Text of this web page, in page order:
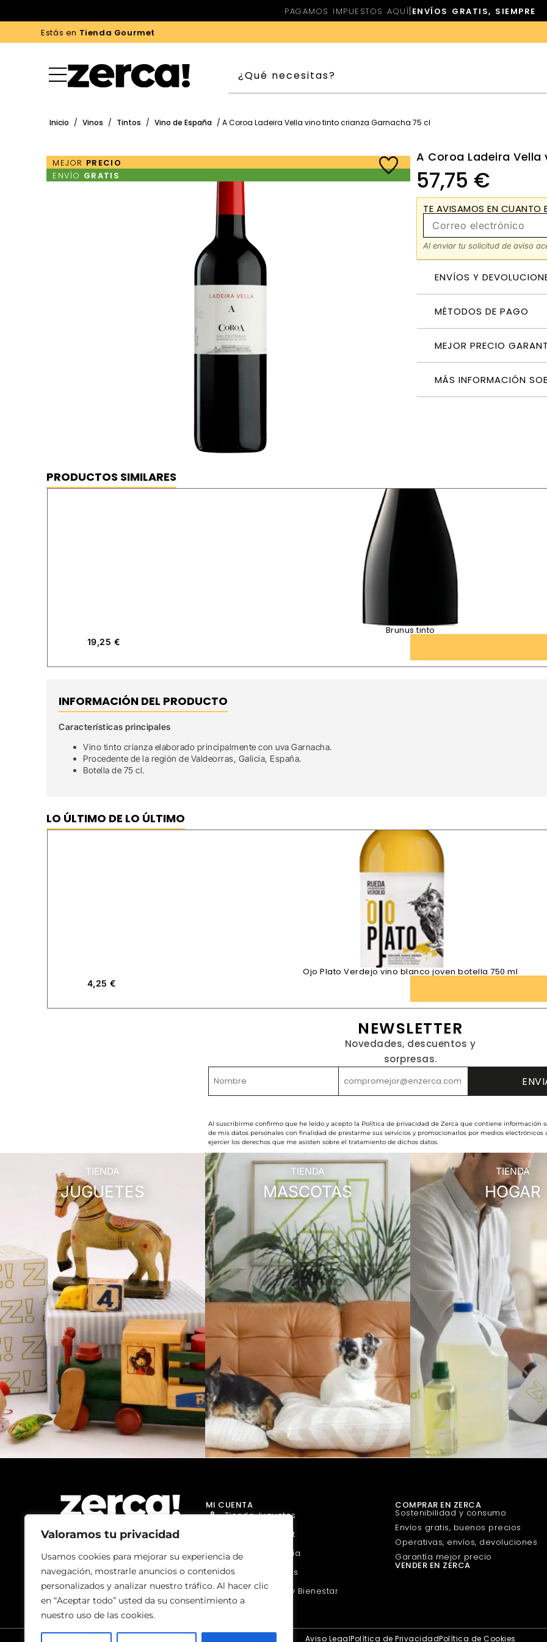
Valoramos tu privacidad
Usamos cookies para mejorar su experiencia de
navegación, mostrarle anuncios o contenidos
personalizados y analizar nuestro tráfico. Al hacer clic
en “Aceptar todo” usted da su consentimiento a
nuestro uso de las cookies.
PAGAMOS IMPUESTOS AQUÍ| ENVÍOS GRATIS, SIEMPRE
Estás en Tienda Gourmet
Inicio / Vinos / Tintos / Vino de España / A Coroa Ladeira Vella vino tinto crianza Garnacha 75 cl
MEJOR PRECIO
ENVÍO GRATIS
A Coroa Ladeira
57,75 €
TE AVISAMOS EN CUANTO
Al enviar tu solicitud de aviso
ENVÍOS Y
MÉTODOS DE PAGO
MEJOR PRECIO
MÁS INFORMACIÓN
PRODUCTOS SIMILARES
Brunus tinto
19,25 €
INFORMACIÓN DEL PRODUCTO
Características principales
Vino tinto crianza elaborado principalmente con uva Garnacha.
Procedente de la región de Valdeorras, Galicia, España.
Botella de 75 cl.
LO ÚLTIMO DE LO ÚLTIMO
Ojo Plato Verdejo vino blanco joven botella 750 ml
4,25€
NEWSLETTER
Novedades, descuentos y
sorpresas.
Al suscribirme confirmo que he leído y acepto la Política de privacidad de Zerca que contiene información
de mis datos personales con finalidad de prestarme sus servicios y promocionarlos por medios electrónicos
ejercer los derechos que me asisten sobre el tratamiento de dichos datos.
TIENDA
JUGUETES
TIENDA
MASCOTAS
TIENDA
HOGAR
Comercios, productores y
distribuidores locales. Pagan
impuestos aquí, y dinamizan
economía y empleo en tu
comunidad.
MI CUENTA
Tienda Juguetes
Tienda Gourmet
Tienda Droguería
Tienda Mascotas
Tienda Belleza y Bienestar
COMPRAR EN ZERCA
Sostenibilidad y consumo
Envíos gratis, buenos precios
Operativas, envíos, devoluciones
Garantía mejor precio
VENDER EN ZERCA
Aviso LegalPolítica de PrivacidadPolítica de Cookies